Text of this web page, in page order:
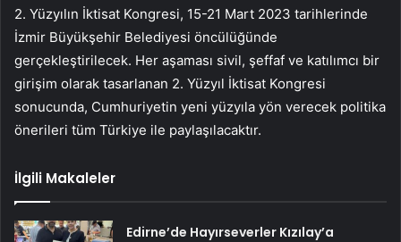
2. Yüzyılın İktisat Kongresi, 15-21 Mart 2023 tarihlerinde
İzmir Büyükşehir Belediyesi öncülüğünde
gerçekleştirilecek. Her aşaması sivil, şeffaf ve katılımcı bir
girişim olarak tasarlanan 2. Yüzyıl İktisat Kongresi
sonucunda, Cumhuriyetin yeni yüzyıla yön verecek politika
önerileri tüm Türkiye ile paylaşılacaktır.
İlgili Makaleler
Edirne’de Hayırseverler Kızılay’a